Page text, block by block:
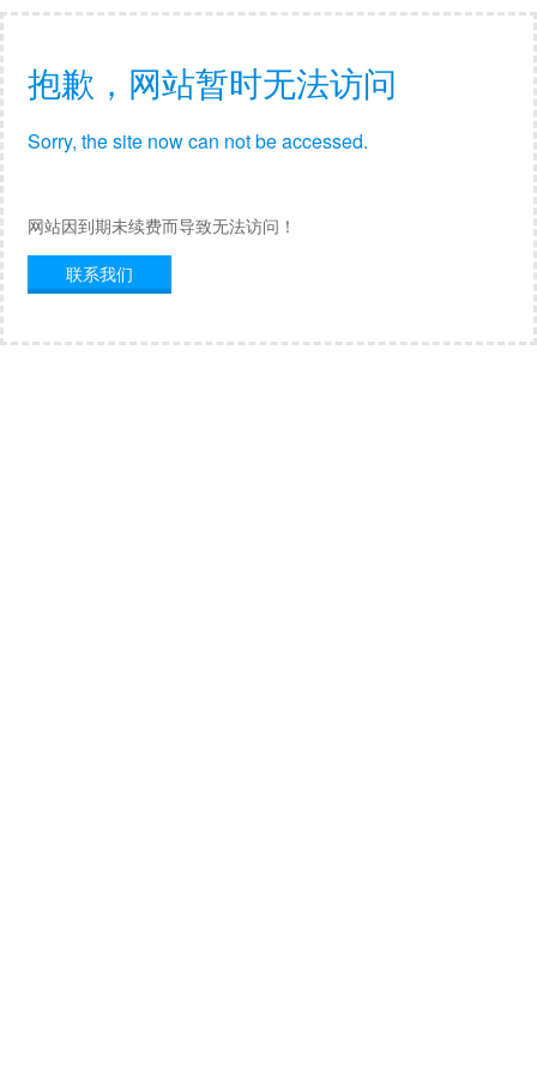
抱歉，网站暂时无法访问
Sorry, the site now can not be accessed.
网站因到期未续费而导致无法访问！
联系我们